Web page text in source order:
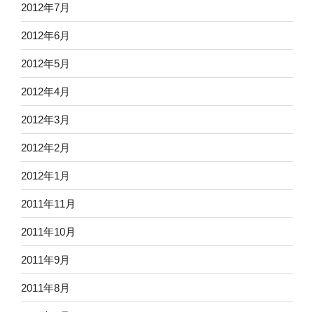
2012年7月
2012年6月
2012年5月
2012年4月
2012年3月
2012年2月
2012年1月
2011年11月
2011年10月
2011年9月
2011年8月